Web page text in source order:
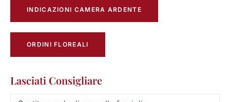
INDICAZIONI CAMERA ARDENTE
ORDINI FLOREALI
Lasciati Consigliare